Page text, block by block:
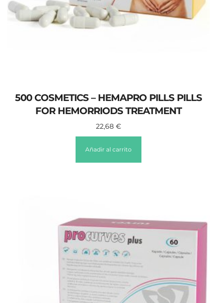
500 COSMETICS – HEMAPRO PILLS PILLS
FOR HEMORRIODS TREATMENT
22,68 €
Añadir al carrito